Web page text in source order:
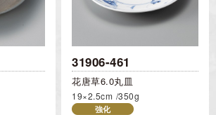
31906-461
花唐草6.0丸皿
19×2.5cm 350g
強化